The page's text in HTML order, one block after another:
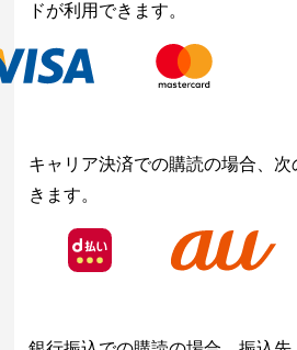
ドが利用できます。
キャリア決済での購読の場合、
きます。